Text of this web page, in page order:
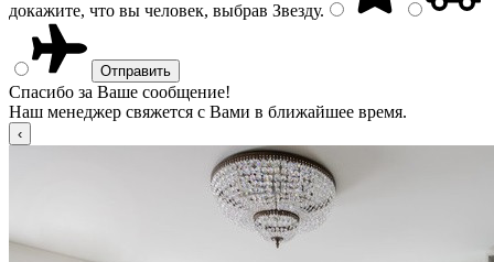
докажите, что вы человек, выбрав Звезду.
Спасибо за Ваше сообщение!
Наш менеджер свяжется с Вами в ближайшее время.